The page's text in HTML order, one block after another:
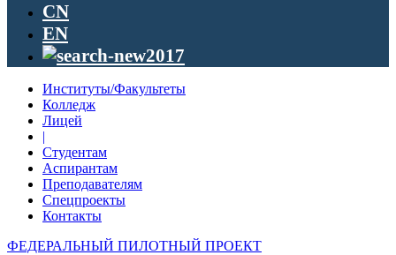
CN
EN
Институты/Факультеты
Колледж
Лицей
|
Студентам
Аспирантам
Преподавателям
Спецпроекты
Контакты
ФЕДЕРАЛЬНЫЙ ПИЛОТНЫЙ ПРОЕКТ